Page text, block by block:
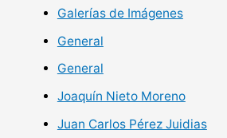
Galerías de Imágenes
General
General
Joaquín Nieto Moreno
Juan Carlos Pérez Juidias